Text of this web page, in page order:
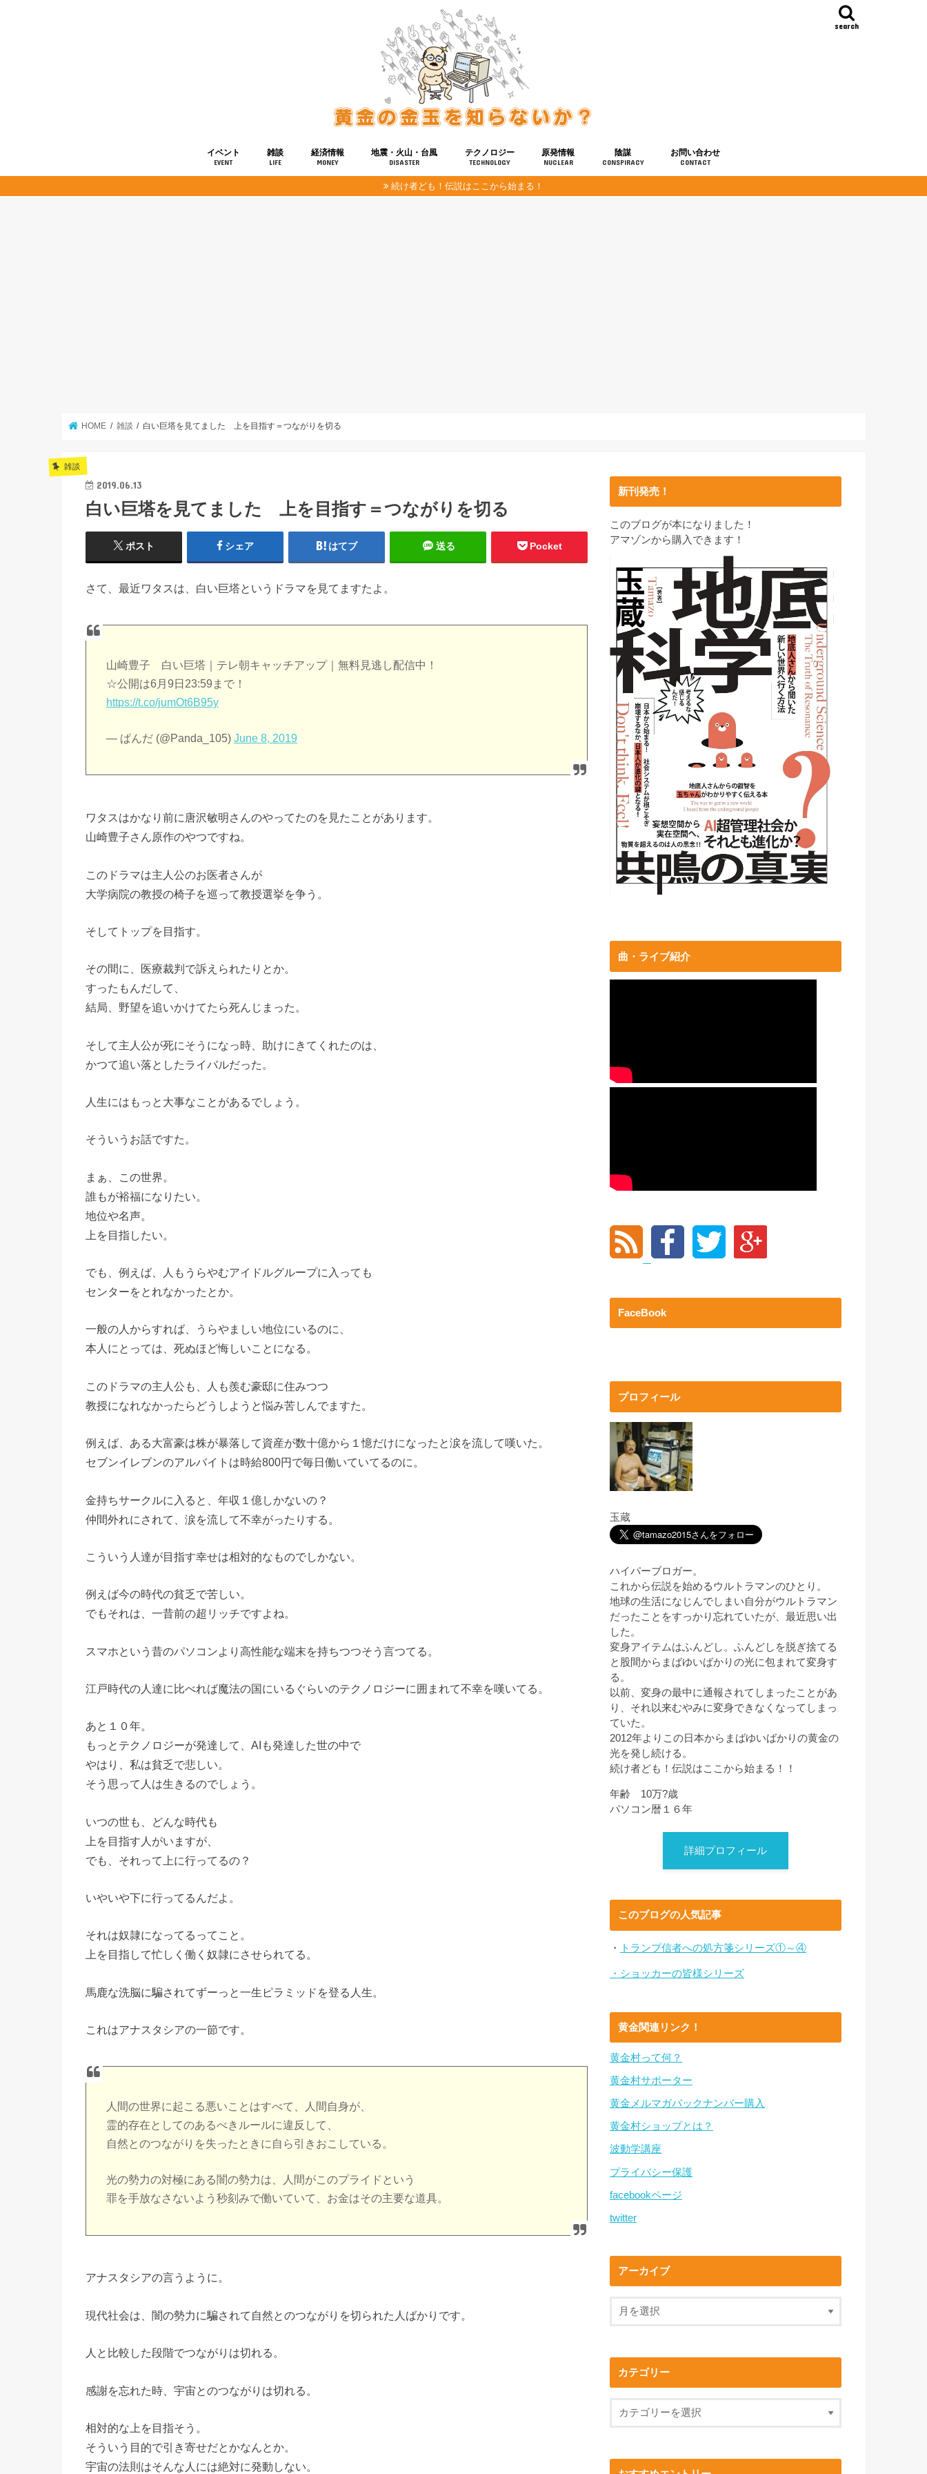
search
イベント
EVENT
雑談
LIFE
経済情報
MONEY
地震・火山・台風
DISASTER
テクノロジー
TECHNOLOGY
健康
宇宙
原発情報
NUCLEAR
陰謀
CONSPIRACY
お問い合わせ
CONTACT
続け者ども！伝説はここから始まる！
HOME 雑談 白い巨塔を見てました 上を目指す＝つながりを切る
雑談
2019.06.13
白い巨塔を見てました 上を目指す＝つながりを切る
ポスト シェア はてブ 送る Pocket
さて、最近ワタスは、白い巨塔というドラマを見てますたよ。
山崎豊子 白い巨塔｜テレ朝キャッチアップ｜無料見逃し配信中！
☆公開は6月9日23:59まで！
https://t.co/jumOt6B95y
— ぱんだ (@Panda_105)June 8, 2019
ワタスはかなり前に唐沢敏明さんのやってたのを見たことがあります。
山崎豊子さん原作のやつですね。
このドラマは主人公のお医者さんが
大学病院の教授の椅子を巡って教授選挙を争う。
そしてトップを目指す。
その間に、医療裁判で訴えられたりとか。
すったもんだして、
結局、野望を追いかけてたら死んじまった。
そして主人公が死にそうになっ時、助けにきてくれたのは、
かつて追い落としたライバルだった。
人生にはもっと大事なことがあるでしょう。
そういうお話ですた。
まぁ、この世界。
誰もが裕福になりたい。
地位や名声。
上を目指したい。
でも、例えば、人もうらやむアイドルグループに入っても
センターをとれなかったとか。
一般の人からすれば、うらやましい地位にいるのに、
本人にとっては、死ぬほど悔しいことになる。
このドラマの主人公も、人も羨む豪邸に住みつつ
教授になれなかったらどうしようと悩み苦しんでますた。
例えば、ある大富豪は株が暴落して資産が数十億から１憶だけになったと涙を流して嘆いた。
セブンイレブンのアルバイトは時給800円で毎日働いていてるのに。
金持ちサークルに入ると、年収１億しかないの？
仲間外れにされて、涙を流して不幸がったりする。
こういう人達が目指す幸せは相対的なものでしかない。
例えば今の時代の貧乏で苦しい。
でもそれは、一昔前の超リッチですよね。
スマホという昔のパソコンより高性能な端末を持ちつつそう言つてる。
江戸時代の人達に比べれば魔法の国にいるぐらいのテクノロジーに囲まれて不幸を嘆いてる。
あと１０年。
もっとテクノロジーが発達して、AIも発達した世の中で
やはり、私は貧乏で悲しい。
そう思って人は生きるのでしょう。
いつの世も、どんな時代も
上を目指す人がいますが、
でも、それって上に行ってるの？
いやいや下に行ってるんだよ。
それは奴隷になってるってこと。
上を目指して忙しく働く奴隷にさせられてる。
馬鹿な洗脳に騙されてずーっと一生ピラミッドを登る人生。
これはアナスタシアの一節です。
人間の世界に起こる悪いことはすべて、人間自身が、
霊的存在としてのあるべきルールに違反して、
自然とのつながりを失ったときに自ら引きおこしている。
光の勢力の対極にある闇の勢力は、人間がこのプライドという
罪を手放なさないよう秒刻みで働いていて、お金はその主要な道具。
アナスタシアの言うように。
現代社会は、闇の勢力に騙されて自然とのつながりを切られた人ばかりです。
人と比較した段階でつながりは切れる。
感謝を忘れた時、宇宙とのつながりは切れる。
相対的な上を目指そう。
そういう目的で引き寄せだとかなんとか。
宇宙の法則はそんな人には絶対に発動しない。
新刊発売！
このブログが本になりました！
アマゾンから購入できます！
曲・ライブ紹介
FaceBook
プロフィール
玉蔵
ハイパーブロガー。
これから伝説を始めるウルトラマンのひとり。
地球の生活になじんでしまい自分がウルトラマン
だったことをすっかり忘れていたが、最近思い出
した。
変身アイテムはふんどし。ふんどしを脱ぎ捨てる
と股間からまばゆいばかりの光に包まれて変身す
る。
以前、変身の最中に通報されてしまったことがあ
り、それ以来むやみに変身できなくなってしまっ
ていた。
2012年よりこの日本からまばゆいばかりの黄金の
光を発し続ける。
続け者ども！伝説はここから始まる！！
年齢 10万?歳
パソコン暦１６年
詳細プロフィール
このブログの人気記事
・ トランプ信者への処方箋シリーズ①～④
・ショッカーの皆様シリーズ
黄金関連リンク！
黄金村って何？
黄金村サポーター
黄金メルマガバックナンバー購入
黄金村ショップとは？
波動学講座
プライバシー保護
facebookページ
twitter
アーカイブ
カテゴリー